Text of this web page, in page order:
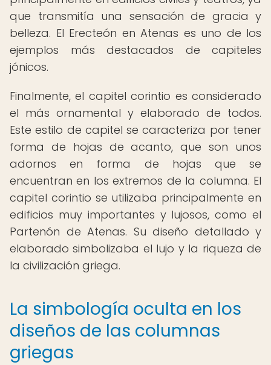
que transmitía una sensación de gracia y
belleza. El Erecteón en Atenas es uno de los
ejemplos más destacados de capiteles
jónicos.
Finalmente, el capitel corintio es considerado
el más ornamental y elaborado de todos.
Este estilo de capitel se caracteriza por tener
forma de hojas de acanto, que son unos
adornos en forma de hojas que se
encuentran en los extremos de la columna. El
capitel corintio se utilizaba principalmente en
edificios muy importantes y lujosos, como el
Partenón de Atenas. Su diseño detallado y
elaborado simbolizaba el lujo y la riqueza de
la civilización griega.
La simbología oculta en los
diseños de las columnas
griegas